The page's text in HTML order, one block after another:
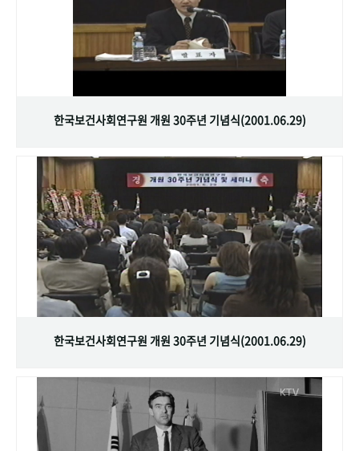
한국보건사회연구원 개원 30주년 기념식(2001.06.29)
한국보건사회연구원 개원 30주년 기념식(2001.06.29)